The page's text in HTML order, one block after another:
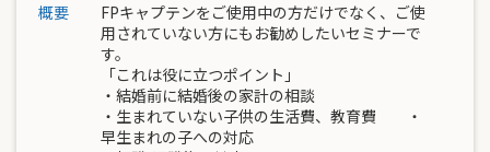
概要
FPキャプテンをご使用中の方だけでなく、ご使
用されていない方にもお勧めしたいセミナーで
す。
「これは役に立つポイント」
・結婚前に結婚後の家計の相談
・生まれていない子供の生活費、教育費 ・
早生まれの子への対応